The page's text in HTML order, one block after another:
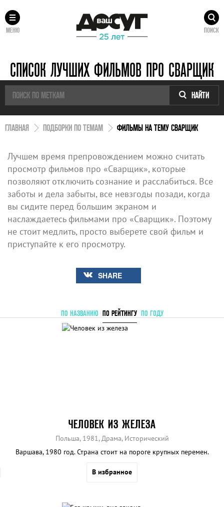
МЕНЮ ПОИСК
СПИСОК ЛУЧШИХ ФИЛЬМОВ ПРО СВАРЩИК
НАЙТИ
ГЛАВНАЯ ПОДБОРКИ ПО ТЕМАМ ФИЛЬМЫ НА ТЕМУ СВАРЩИК
Лучшем время препровождением можно считать
просмотр фильмов про «Сварщик», которые
позволяют отключить сознание и расслабиться. Все
заботы и дела забыты, все невзгоды позади, когда
вы сидите перед большим экраном и
наслаждаетесь фильмами про «Сварщик». Поэтому
не стоит медлить, просто выберете свой фильм и
приступайте к его просмотру.
SHARE
ПО НАЗВАНИЮ ПО РЕЙТИНГУ ПО ГОДУ
ЧЕЛОВЕК ИЗ ЖЕЛЕЗА
Польша, 1981, Драма, Исторический
Варшава, 1980 год. Страна стоит на пороге крупных перемен.
В избранное